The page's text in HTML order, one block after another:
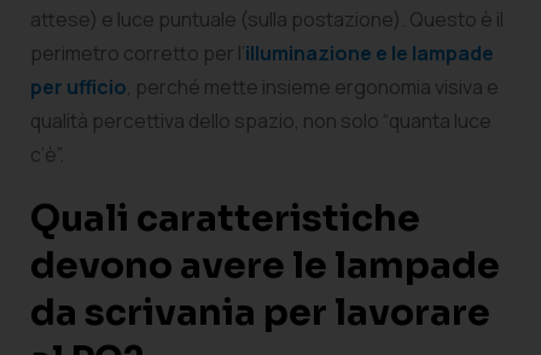
attese) e luce puntuale (sulla postazione). Questo è il
perimetro corretto per l’illuminazione e le lampade
per ufficio, perché mette insieme ergonomia visiva e
qualità percettiva dello spazio, non solo “quanta luce
c’è”.
Quali caratteristiche
devono avere le lampade
da scrivania per lavorare